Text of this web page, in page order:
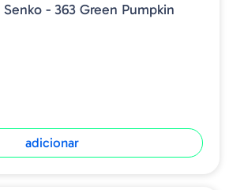
- 363 Green Pumpkin
adicionar